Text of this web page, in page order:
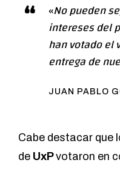
«No pueden
intereses del
han votado el
entrega de
JUAN PABLO
Cabe destacar que
de UxPvotaron en